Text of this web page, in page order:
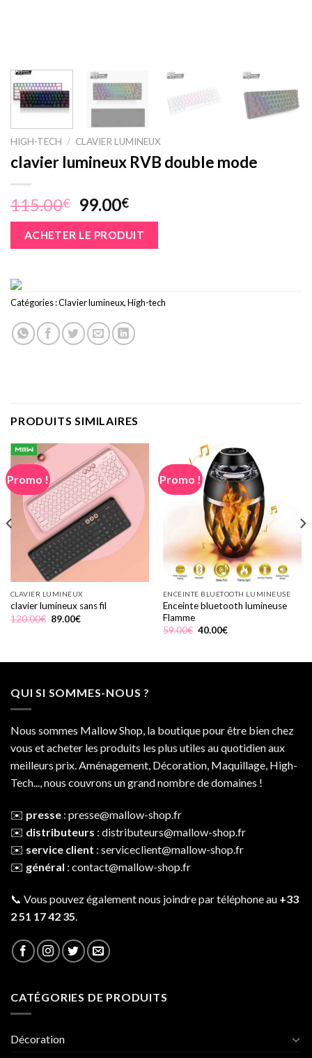
HIGH-TECH / CLAVIER LUMINEUX
clavier lumineux RVB double mode
115.00€
Le
prix
initial
était :
99.00€Le
prix
actuel
est :
ACHETER LE PRODUIT
Catégories :Clavier lumineux,High-tech
PRODUITS SIMILAIRES
Promo !
CLAVIER LUMINEUX
clavier lumineux sans fil
120.00€ Le
89.00€Le
Promo !
ENCEINTE BLUETOOTH LUMINEUSE
Enceinte bluetooth lumineuse
Flamme
59.00€ Le
59.00€.
40.00€Le
40.00€.
QUI SI SOMMES-NOUS ?
Nous sommes Mallow Shop, la boutique pour être bien chez
vous et acheter les produits les plus utiles au quotidien aux
meilleurs prix. Aménagement, Décoration, Maquillage, High-
Tech..., nous couvrons un grand nombre de domaines !
✉️ presse : presse@mallow-shop.fr
✉️ distributeurs : distributeurs@mallow-shop.fr
✉️ service client : serviceclient@mallow-shop.fr
✉️ général : contact@mallow-shop.fr
📞 Vous pouvez également nous joindre par téléphone au +33
2 51 17 42 35.
CATÉGORIES DE PRODUITS
Décoration